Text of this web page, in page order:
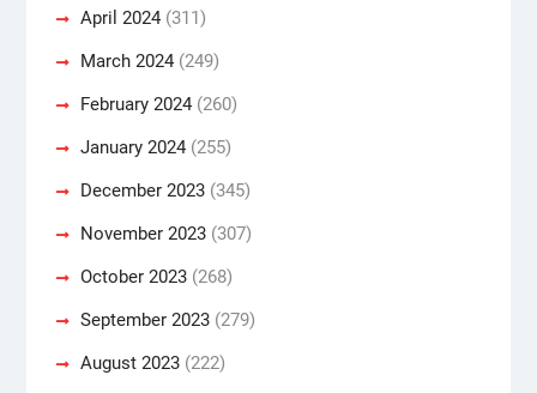
April 2024(311)
March 2024(249)
February 2024(260)
January 2024(255)
December 2023(345)
November 2023(307)
October 2023(268)
September 2023(279)
August 2023(222)